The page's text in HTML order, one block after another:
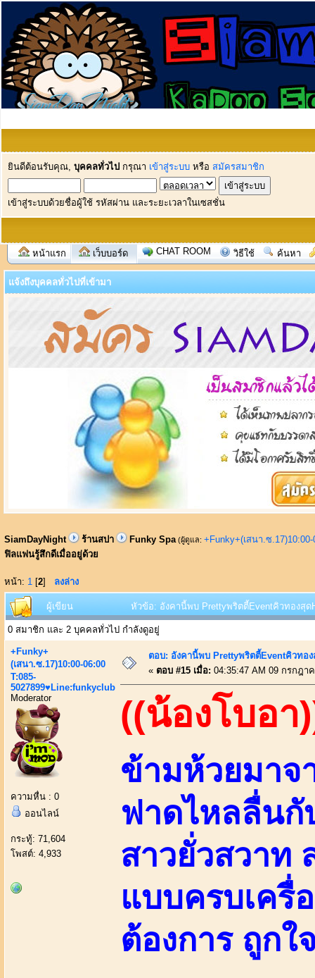
ยินดีต้อนรับคุณ, บุคคลทั่วไป กรุณา เข้าสู่ระบบ หรือ สมัครสมาชิก
เข้าสู่ระบบด้วยชื่อผู้ใช้ รหัสผ่าน และระยะเวลาในเซสชั่น
หน้าแรก เว็บบอร์ด CHAT ROOM วิธีใช้ ค้นหา
แจ้งถึงบุคคลทั่วไปที่เข้ามา
SiamDayNight ร้านสปา Funky Spa (ผู้ดูแล: +Funky+(เสนา.ซ
ฟิลแฟนรู้สึกดีเมื่ออยู่ด้วย
หน้า: 1 [2] ลงล่าง
ผู้เขียน หัวข้อ: อังคานี้พบ Prettyพริตตี้Eventคิวทองสุ
0 สมาชิก และ 2 บุคคลทั่วไป กำลังดูอยู่
+Funky+
(เสนา.ซ.17)10:00-06:00
T:085-
5027899♥Line:funkyclub
Moderator
ความหื่น : 0
ออนไลน์
กระทู้: 71,604
โพสต์: 4,933
ตอบ: อังคานี้พบ Prettyพริตตี้Eventคิวทอ
« ตอบ #15 เมื่อ: 04:35:47 AM 09 กรกฎา
((น้องโบอา
ข้ามห้วยมาจ
ฟาดไหลลื่นกั
สาวยั่วสวาท
แบบครบเครื่
ต้องการ ถูก